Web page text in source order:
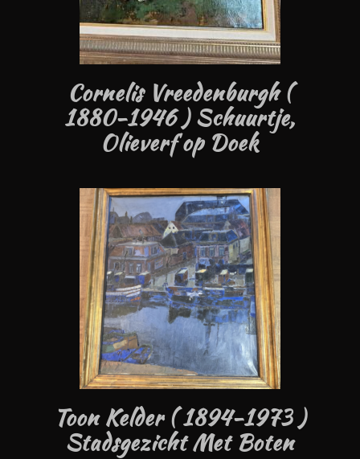
Cornelis Vreedenburgh (
1880-1946 ) Schuurtje,
Olieverf op Doek
Toon Kelder ( 1894-1973 )
Stadsgezicht Met Boten